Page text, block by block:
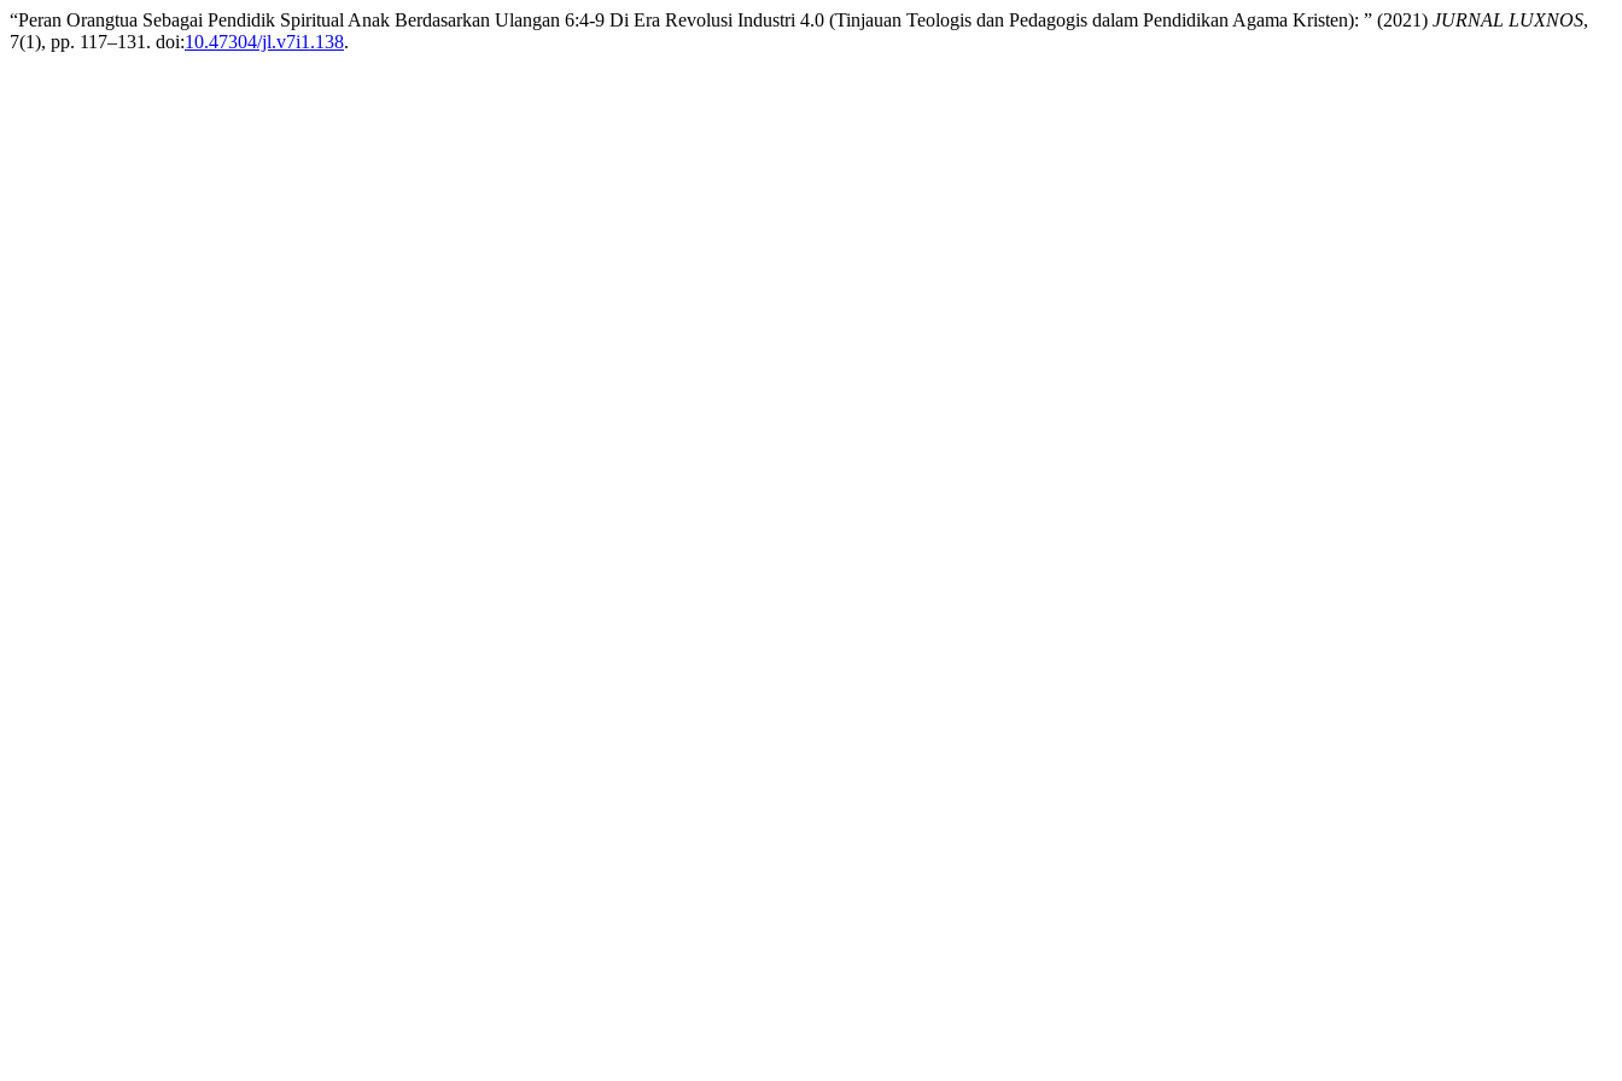
“Peran Orangtua Sebagai Pendidik Spiritual Anak Berdasarkan Ulangan 6:4-9 Di Era Revolusi Industri 4.0 (Tinjauan Teologis dan Pedagogis dalam Pendidikan Agama Kristen): ” (2021) JURNAL LUXNOS,
7(1), pp. 117–131. doi:10.47304/jl.v7i1.138.